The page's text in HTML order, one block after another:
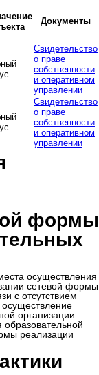
Документы
Свидетельство
о праве
собственности
и оперативном
управлении
Свидетельство
о праве
собственности
и оперативном
управлении
формы
осуществления
сетевой формы
с отсутствием
организации
реализации